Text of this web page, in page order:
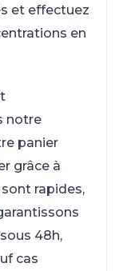
et effectuez
en
notre
panier
grâce à
rapides,
48h,
cas